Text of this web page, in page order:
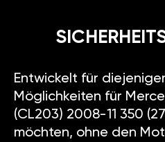
Entwickelt für
Möglichkeiten für
(CL203) 2008-11 350
möchten, ohne den